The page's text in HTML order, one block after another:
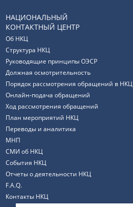
НАЦИОНАЛЬНЫЙ
КОНТАКТНЫЙ ЦЕНТР
Об НКЦ
Структура НКЦ
Руководящие принципы ОЭСР
Должная осмотрительность
Порядок рассмотрения обращений в НКЦ
Онлайн-подача обращений
Ход рассмотрения обращений
План мероприятий НКЦ
Переводы и аналитика
МНП
СМИ об НКЦ
События НКЦ
Отчеты о деятельности НКЦ
F.A.Q.
Контакты НКЦ